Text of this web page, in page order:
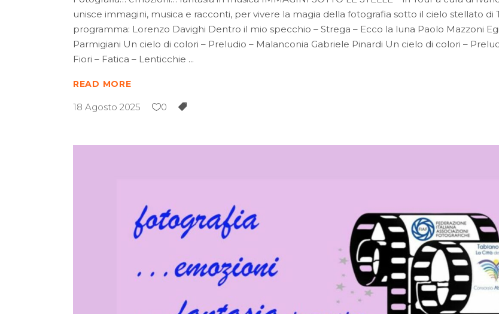
unisce immagini, musica e racconti, per vivere la magia della fotografia sotto il cielo stellato
programma: Lorenzo Davighi Dentro il mio specchio – Strega – Ecco la luna Paolo Mazzoni
Parmigiani Un cielo di colori – Preludio – Malanconia Gabriele Pinardi Un cielo di colori –
Fiori – Fatica – Lenticchie
READ MORE
18 Agosto 2025 0